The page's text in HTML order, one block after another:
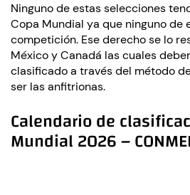
Ninguno de estas selecciones
Copa Mundial ya que ninguno de
competición. Ese derecho se lo
México y Canadá las cuales
clasificado a través del método
ser las anfitrionas.
Calendario de
Mundial 2026 –